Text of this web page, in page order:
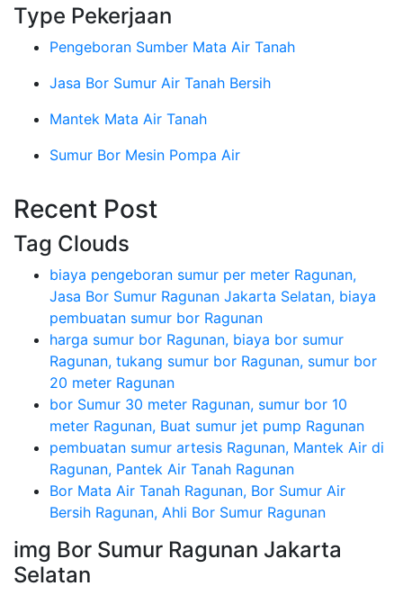
Type Pekerjaan
Pengeboran Sumber Mata Air Tanah
Jasa Bor Sumur Air Tanah Bersih
Mantek Mata Air Tanah
Sumur Bor Mesin Pompa Air
Recent Post
Tag Clouds
biaya pengeboran sumur per meter Ragunan,
Jasa Bor Sumur Ragunan Jakarta Selatan, biaya
pembuatan sumur bor Ragunan
harga sumur bor Ragunan, biaya bor sumur
Ragunan, tukang sumur bor Ragunan, sumur bor
20 meter Ragunan
bor Sumur 30 meter Ragunan, sumur bor 10
meter Ragunan, Buat sumur jet pump Ragunan
pembuatan sumur artesis Ragunan, Mantek Air di
Ragunan, Pantek Air Tanah Ragunan
Bor Mata Air Tanah Ragunan, Bor Sumur Air
Bersih Ragunan, Ahli Bor Sumur Ragunan
img Bor Sumur Ragunan Jakarta
Selatan